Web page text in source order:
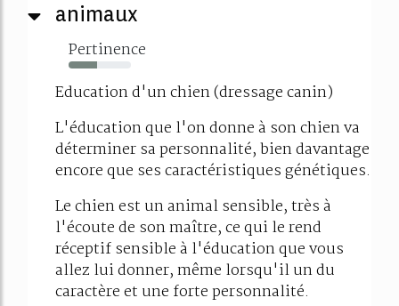
animaux
Pertinence
45%
Education d'un chien (dressage canin)
L'éducation que l'on donne à son chien va
déterminer sa personnalité, bien davantage
encore que ses caractéristiques génétiques.
Le chien est un animal sensible, très à
l'écoute de son maître, ce qui le rend
réceptif sensible à l'éducation que vous
allez lui donner, même lorsqu'il un du
caractère et une forte personnalité.